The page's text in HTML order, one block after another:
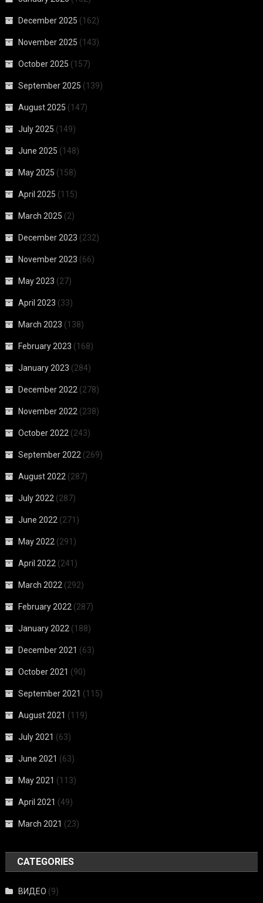
December 2025 (162)
November 2025 (143)
October 2025 (157)
September 2025 (139)
August 2025 (147)
July 2025 (149)
June 2025 (148)
May 2025 (158)
April 2025 (115)
March 2025 (2)
December 2023 (232)
November 2023 (66)
May 2023 (27)
April 2023 (33)
March 2023 (138)
February 2023 (168)
January 2023 (284)
December 2022 (278)
November 2022 (238)
October 2022 (243)
September 2022 (269)
August 2022 (287)
July 2022 (287)
June 2022 (271)
May 2022 (291)
April 2022 (241)
March 2022 (292)
February 2022 (287)
January 2022 (188)
December 2021 (63)
October 2021 (90)
September 2021 (115)
August 2021 (119)
July 2021 (63)
June 2021 (63)
May 2021 (113)
April 2021 (49)
March 2021 (23)
CATEGORIES
ВИДЕО (9)